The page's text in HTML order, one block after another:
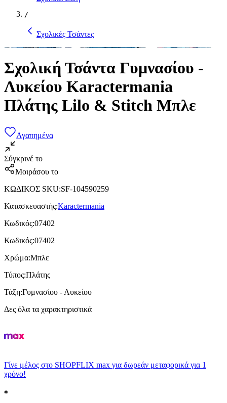
/
Σχολικές Τσάντες
Σχολική Τσάντα Γυμνασίου -
Λυκείου Karactermania
Πλάτης Lilo & Stitch Μπλε
Αγαπημένα
Σύγκρινέ το
Μοιράσου το
ΚΩΔΙΚΟΣ SKU:SF-104590259
Κατασκευαστής:Karactermania
Κωδικός:07402
Κωδικός:07402
Χρώμα:Μπλε
Τύπος:Πλάτης
Τάξη:Γυμνασίου - Λυκείου
Δες όλα τα χαρακτηριστικά
Γίνε μέλος στο SHOPFLIX max για δωρεάν μεταφορικά για 1
χρόνο!